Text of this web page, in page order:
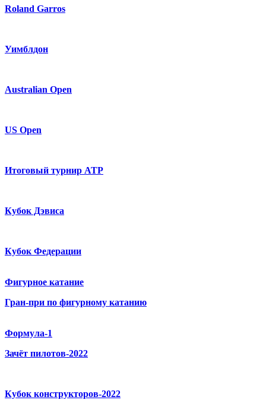
Roland Garros
Уимблдон
Australian Open
US Open
Итоговый турнир ATP
Кубок Дэвиса
Кубок Федерации
Фигурное катание
Гран-при по фигурному катанию
Формула-1
Зачёт пилотов-2022
Кубок конструкторов-2022